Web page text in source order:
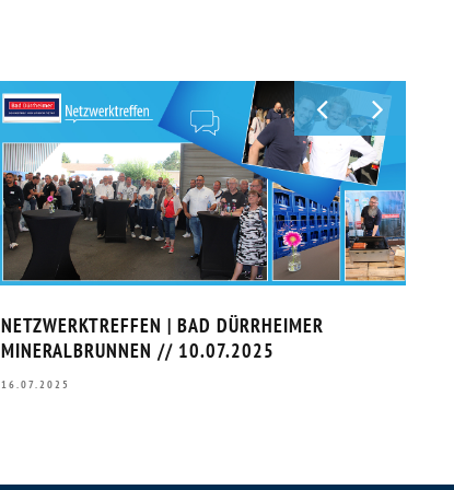
NETZWERKTREFFEN | BAD DÜRRHEIMER
MINERALBRUNNEN // 10.07.2025
16.07.2025